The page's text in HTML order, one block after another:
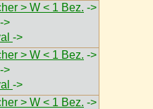
> W < 1 Bez. ->
->
->
> W < 1 Bez. ->
->
->
> W < 1 Bez. ->